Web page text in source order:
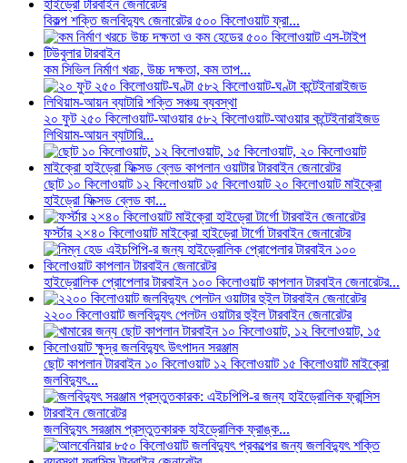
বিকল্প শক্তি জলবিদ্যুৎ জেনারেটর ৫০০ কিলোওয়াট ফ্রা...
কম সিভিল নির্মাণ খরচ, উচ্চ দক্ষতা, কম তাপ...
২০ ফুট ২৫০ কিলোওয়াট-আওয়ার ৫৮২ কিলোওয়াট-আওয়ার কন্টেইনারাইজড
লিথিয়াম-আয়ন ব্যাটারি...
ছোট ১০ কিলোওয়াট ১২ কিলোওয়াট ১৫ কিলোওয়াট ২০ কিলোওয়াট মাইক্রো
হাইড্রো ফিক্সড ব্লেড কা...
ফর্স্টার ২×৪০ কিলোওয়াট মাইক্রো হাইড্রো টার্গো টারবাইন জেনারেটর
হাইড্রোলিক প্রোপেলার টারবাইন ১০০ কিলোওয়াট কাপলান টারবাইন জেনারেটর...
২২০০ কিলোওয়াট জলবিদ্যুৎ পেলটন ওয়াটার হুইল টারবাইন জেনারেটর
ছোট কাপলান টারবাইন ১০ কিলোওয়াট ১২ কিলোওয়াট ১৫ কিলোওয়াট মাইক্রো
জলবিদ্যুৎ...
জলবিদ্যুৎ সরঞ্জাম প্রস্তুতকারক হাইড্রোলিক ফ্রাঙ্ক...